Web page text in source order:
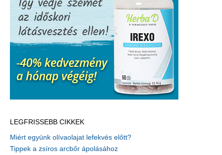
LEGFRISSEBB CIKKEK
Miért együnk olívaolajat lefekvés előtt?
Tippek a zsíros arcbőr ápolásához